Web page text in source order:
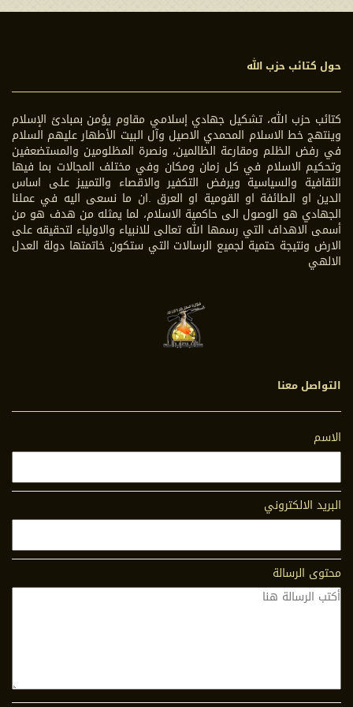
حول كتائب حزب الله
كتائب حزب الله، تشكيل جهادي إسلامي مقاوم يؤمن بمبادئ الإسلام
وينتهج خط الاسلام المحمدي الاصيل وآل البيت الأطهار عليهم السلام
في رفض الظلم ومقارعة الظالمين، ونصرة المظلومين والمستضعفين
وتحكيم الاسلام في كل زمان ومكان وفي مختلف المجالات بما فيها
الثقافية والسياسية ويرفض التكفير والاقصاء والتمييز على اساس
الدين او الطائفة او القومية او العرق .ان ما نسعى اليه في عملنا
الجهادي هو الوصول الى حاكمية الاسلام، لما يمثله من هدف هو من
أسمى الاهداف التي رسمها الله تعالى للانبياء والاولياء لتحقيقه على
الارض ونتيجة حتمية لجميع الرسالات التي ستكون خاتمتها دولة العدل
الالهي
التواصل معنا
الاسم
البريد الالكتروني
محتوى الرسالة